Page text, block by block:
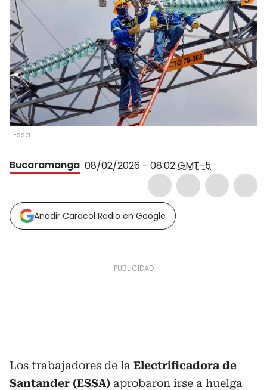
Essa
Bucaramanga 08/02/2026 - 08:02GMT-5
Añadir Caracol Radio en Google
Los trabajadores de la Electrificadora de
Santander (ESSA) aprobaron irse a huelga